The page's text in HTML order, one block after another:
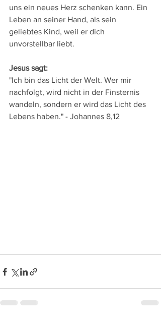
uns ein neues Herz schenken kann. Ein
Leben an seiner Hand, als sein
geliebtes Kind, weil er dich
unvorstellbar liebt.
Jesus sagt:
"Ich bin das Licht der Welt. Wer mir
nachfolgt, wird nicht in der Finsternis
wandeln, sondern er wird das Licht des
Lebens haben." - Johannes 8,12